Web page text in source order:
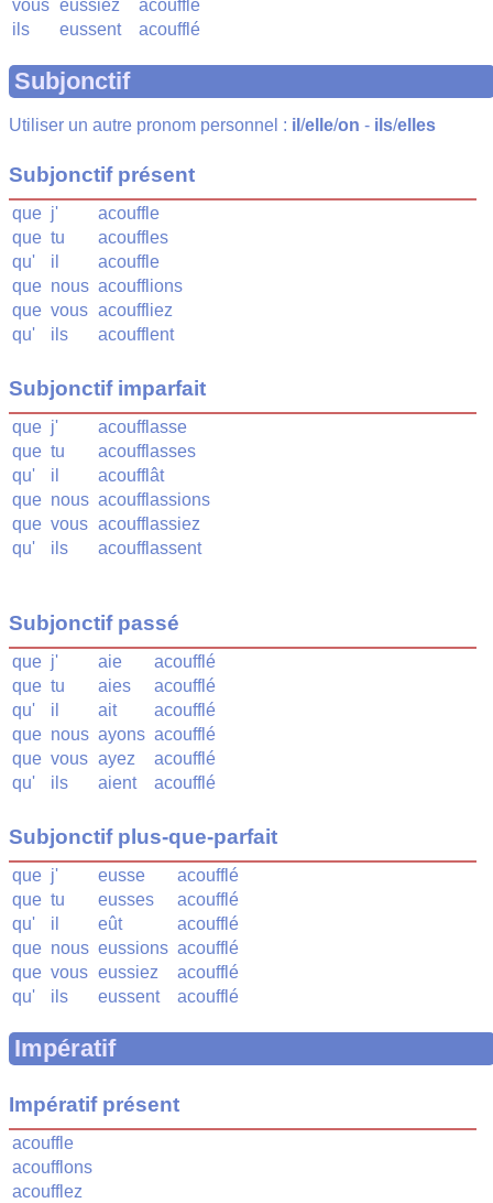
vous eussiez
acoufflé
ils
eussent acoufflé
Subjonctif
Utiliser un autre pronom personnel : il /elle/on - ils/elles
Subjonctif présent
que j'
acouffle
que tu
acouffles
qu'
il
acouffle
que nous acoufflions
que vous acouffliez
qu'
ils acoufflent
Subjonctif imparfait
que j'
acoufflasse
que tu
acoufflasses
qu'
il
acoufflât
que nous acoufflassions
que vous acoufflassiez
qu'
ils acoufflassent
Subjonctif passé
que j' aie
acoufflé
que tu aies
acoufflé
qu'
il ait
acoufflé
que nous ayons acoufflé
que vous ayez
acoufflé
qu'
ils aient acoufflé
Subjonctif plus-que-parfait
que j' eusse
acoufflé
que tu eusses
acoufflé
qu'
il eût
acoufflé
que nous eussions acoufflé
que vous eussiez
acoufflé
qu'
ils eussent acoufflé
Impératif
Impératif présent
acouffle
acoufflons
acoufflez